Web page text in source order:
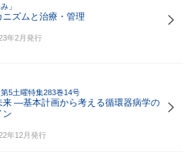
」
ズムと治療・管理
年2月発行
第5土曜特集283巻14号
来 ―基本計画から考える循環器病学の
ン
年12月発行